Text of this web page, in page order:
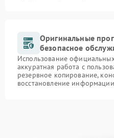
Оригинальные
безопасное
Использование
аккуратная работа с
резервное копирование,
восстановление